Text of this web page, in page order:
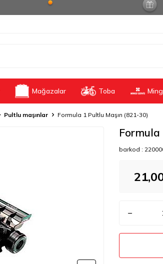
Mağazalar Toba
Pultlu maşınlar Formula 1 Pultlu Maşın (821-30)
barkod :